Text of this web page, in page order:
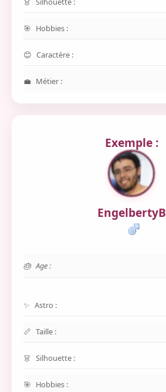
Hobbies :
Caractère :
Métier :
Exemple :
EngelbertyB
Age :
Astro :
Taille :
Silhouette :
Hobbies :